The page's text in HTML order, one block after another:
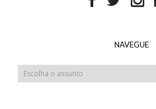
NAVEGUE